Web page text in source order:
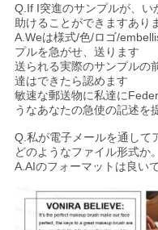
Q.If I突進のサンプルが、い
助けることができますあり
A.Weは様式/色/ロゴ/
プルを急がせ、送ります
送られる実際のサンプルの
達はできたら認めます
敏速な郵送物に私達に
うなあなたの急使の記述を
Q.私が電子メールを通して
どのようなファイル形式か。
A.AIのフォーマットは良いで